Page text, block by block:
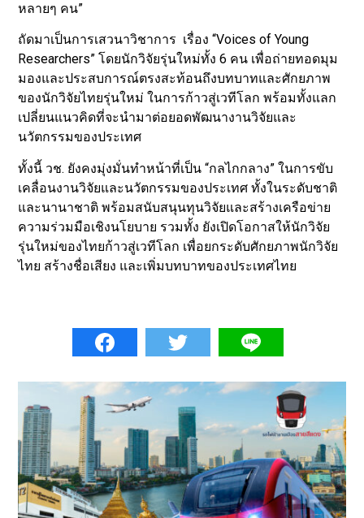
หลายๆ คน”
ถัดมาเป็นการเสวนาวิชาการ เรื่อง “Voices of Young
Researchers” โดยนักวิจัยรุ่นใหม่ทั้ง 6 คน เพื่อถ่ายทอดมุม
มองและประสบการณ์ตรงสะท้อนถึงบทบาทและศักยภาพ
ของนักวิจัยไทยรุ่นใหม่ ในการก้าวสู่เวทีโลก พร้อมทั้งแลก
เปลี่ยนแนวคิดที่จะนำมาต่อยอดพัฒนางานวิจัยและ
นวัตกรรมของประเทศ
ทั้งนี้ วช. ยังคงมุ่งมั่นทำหน้าที่เป็น “กลไกกลาง” ในการขับ
เคลื่อนงานวิจัยและนวัตกรรมของประเทศ ทั้งในระดับชาติ
และนานาชาติ พร้อมสนับสนุนทุนวิจัยและสร้างเครือข่าย
ความร่วมมือเชิงนโยบาย รวมทั้ง ยังเปิดโอกาสให้นักวิจัย
รุ่นใหม่ของไทยก้าวสู่เวทีโลก เพื่อยกระดับศักยภาพนักวิจัย
ไทย สร้างชื่อเสียง และเพิ่มบทบาทของประเทศไทย